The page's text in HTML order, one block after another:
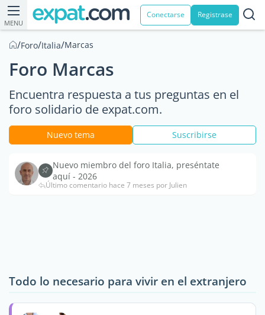
MENU
Conectarse Registrase
/Foro/Italia/Marcas
Foro Marcas
Encuentra respuesta a tus preguntas en el
foro solidario de expat.com.
Nuevo tema Suscribirse
Nuevo miembro del foro Italia, preséntate
aquí - 2026
Último comentario hace 7 meses por Julien
Todo lo necesario para vivir en el extranjero